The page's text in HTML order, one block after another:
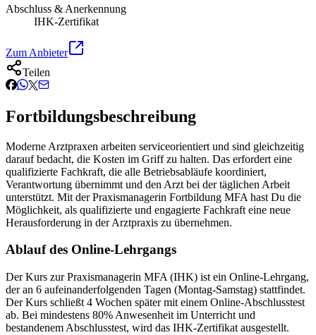
Abschluss & Anerkennung
IHK-Zertifikat
Zum Anbieter
Teilen
Fortbildungsbeschreibung
Moderne Arztpraxen arbeiten serviceorientiert und sind gleichzeitig
darauf bedacht, die Kosten im Griff zu halten. Das erfordert eine
qualifizierte Fachkraft, die alle Betriebsabläufe koordiniert,
Verantwortung übernimmt und den Arzt bei der täglichen Arbeit
unterstützt. Mit der Praxismanagerin Fortbildung MFA hast Du die
Möglichkeit, als qualifizierte und engagierte Fachkraft eine neue
Herausforderung in der Arztpraxis zu übernehmen.
Ablauf des Online-Lehrgangs
Der Kurs zur Praxismanagerin MFA (IHK) ist ein Online-Lehrgang,
der an 6 aufeinanderfolgenden Tagen (Montag-Samstag) stattfindet.
Der Kurs schließt 4 Wochen später mit einem Online-Abschlusstest
ab. Bei mindestens 80% Anwesenheit im Unterricht und
bestandenem Abschlusstest, wird das IHK-Zertifikat ausgestellt.